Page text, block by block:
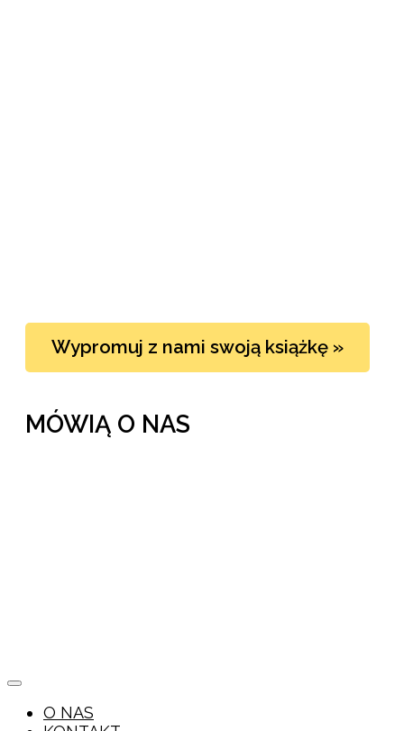
Wypromuj z nami swoją książkę »
MÓWIĄ O NAS
O NAS